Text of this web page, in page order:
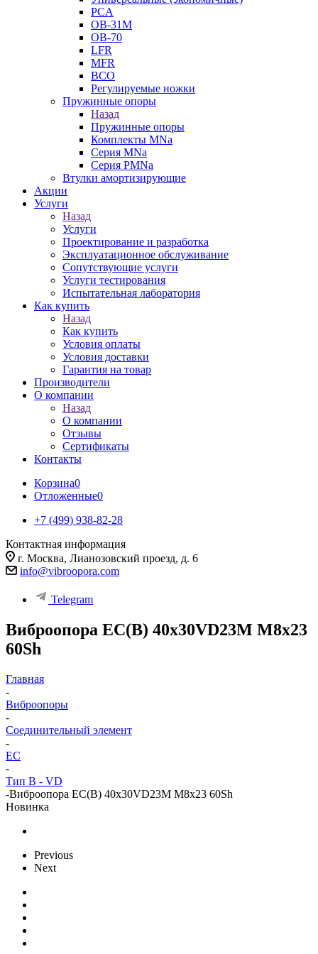
PCA
ОВ-31М
OB-70
LFR
MFR
ВСО
Регулируемые ножки
Пружинные опоры
Назад
Пружинные опоры
Комплекты MNa
Серия MNa
Серия PMNa
Втулки амортизирующие
Акции
Услуги
Назад
Услуги
Проектирование и разработка
Эксплуатационное обслуживание
Сопутствующие услуги
Услуги тестирования
Испытательная лаборатория
Как купить
Назад
Как купить
Условия оплаты
Условия доставки
Гарантия на товар
Производители
О компании
Назад
О компании
Отзывы
Сертификаты
Контакты
Корзина0
Отложенные0
+7 (499) 938-82-28
Контактная информация
г. Москва, Лианозовский проезд, д. 6
info@vibroopora.com
Telegram
Виброопора EC(B) 40x30VD23M M8x23
60Sh
Главная
-
Виброопоры
-
Cоединительный элемент
-
EC
-
Тип B - VD
-Виброопора EC(B) 40x30VD23M M8x23 60Sh
Новинка
Previous
Next